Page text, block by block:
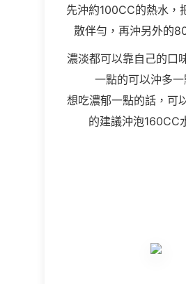
先沖約100CC的熱水，
散伴勻，再沖另外的
濃淡都可以靠自己的口
一點的可以沖多一
想吃濃郁一點的話，可
的建議沖泡160CC